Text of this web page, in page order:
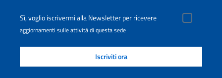
Sì, voglio iscrivermi alla Newsletter per ricevere
aggiornamenti sulle attività di questa sede